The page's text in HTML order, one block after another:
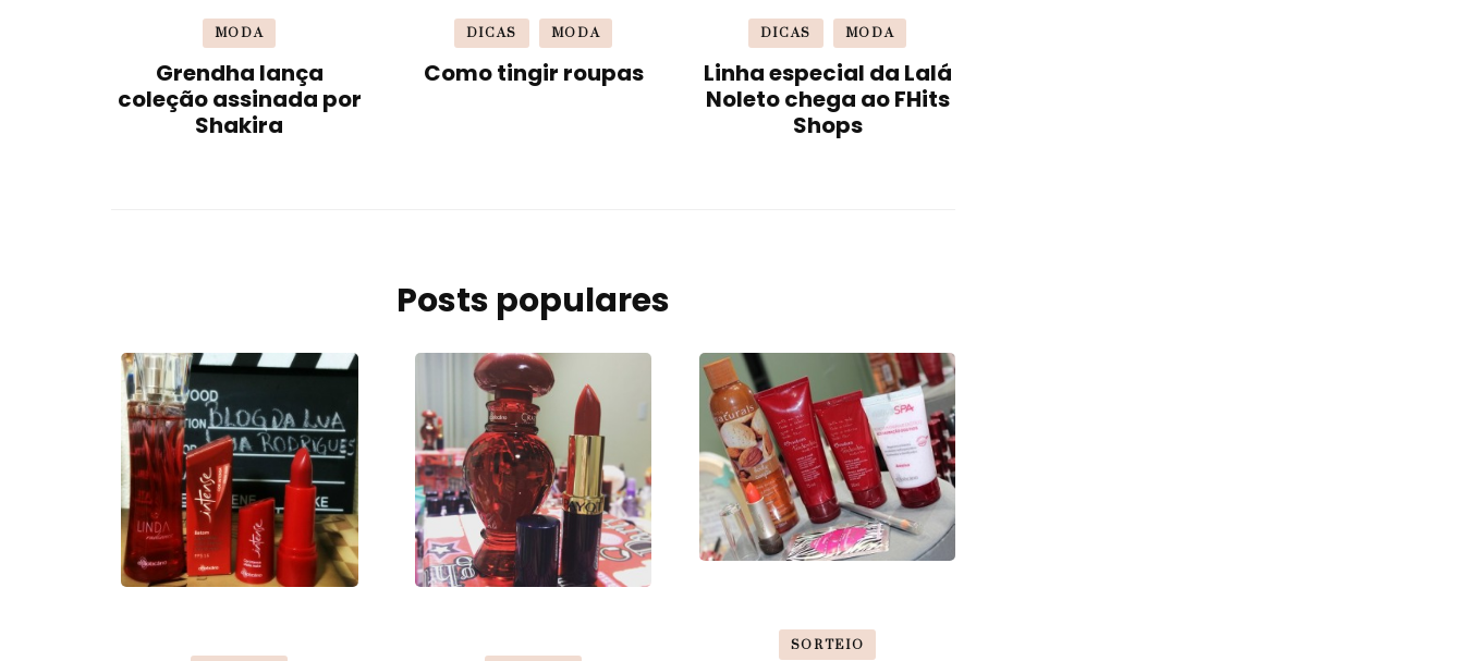
MODA
Grendha lança
coleção assinada por
Shakira
DICAS MODA
Como tingir roupas
DICAS MODA
Linha especial da Lalá
Noleto chega ao FHits
Shops
Posts populares
SORTEIO